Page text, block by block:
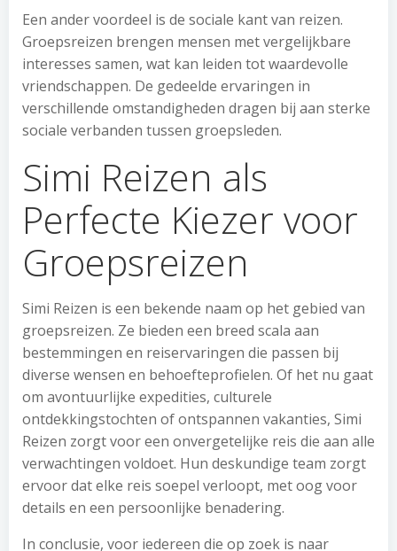
Een ander voordeel is de sociale kant van reizen.
Groepsreizen brengen mensen met vergelijkbare
interesses samen, wat kan leiden tot waardevolle
vriendschappen. De gedeelde ervaringen in
verschillende omstandigheden dragen bij aan sterke
sociale verbanden tussen groepsleden.
Simi Reizen als
Perfecte Kiezer voor
Groepsreizen
Simi Reizen is een bekende naam op het gebied van
groepsreizen. Ze bieden een breed scala aan
bestemmingen en reiservaringen die passen bij
diverse wensen en behoefteprofielen. Of het nu gaat
om avontuurlijke expedities, culturele
ontdekkingstochten of ontspannen vakanties, Simi
Reizen zorgt voor een onvergetelijke reis die aan alle
verwachtingen voldoet. Hun deskundige team zorgt
ervoor dat elke reis soepel verloopt, met oog voor
details en een persoonlijke benadering.
In conclusie, voor iedereen die op zoek is naar